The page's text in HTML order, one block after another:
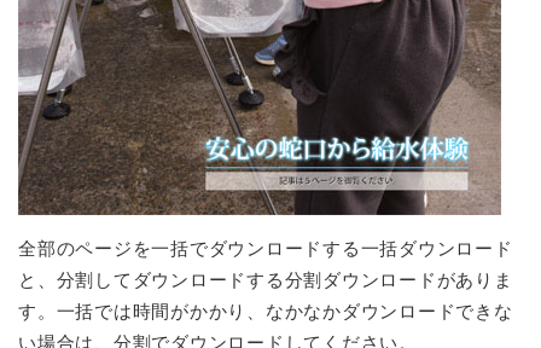
全部のページを一括でダウンロードする一括ダウンロード
と、分割してダウンロードする分割ダウンロードがありま
す。一括では時間がかかり、なかなかダウンロードできな
い場合は、分割でダウンロードしてください。